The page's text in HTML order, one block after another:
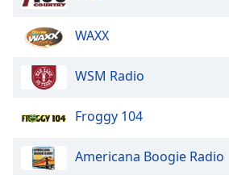
WAXX
WSM Radio
Froggy 104
Americana Boogie Radio